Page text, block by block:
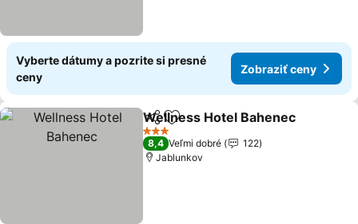
Vyberte dátumy a pozrite si presné
ceny
Zobraziť ceny
ZdieľaťPridať do obľúbených
Wellness Hotel Bahenec
3 Počet hviezdičiek
8,4 Veľmi dobré
122
Jablunkov